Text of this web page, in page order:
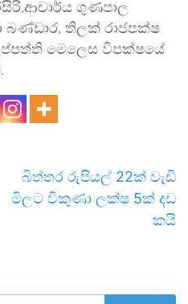
ගුණපාල
බණ්ඩාර, තිලක් රාජපක්ෂ
මෙලෙස විපක්ෂයේ
බිත්තර රුපියල් 22ක් වැඩි
මිලට විකුණා ලක්ෂ 5ක් දඩ
කයි